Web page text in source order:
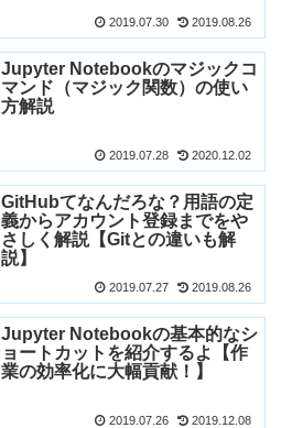
2019.07.30 2019.08.26
Jupyter Notebookのマジックコ
マンド（マジック関数）の使い
方解説
2019.07.28 2020.12.02
GitHubてなんだろな？用語の定
義からアカウント登録までをや
さしく解説【Gitとの違いも解
説】
2019.07.27 2019.08.26
Jupyter Notebookの基本的なシ
ョートカットを紹介するよ【作
業の効率化に大幅貢献！】
2019.07.26 2019.12.08